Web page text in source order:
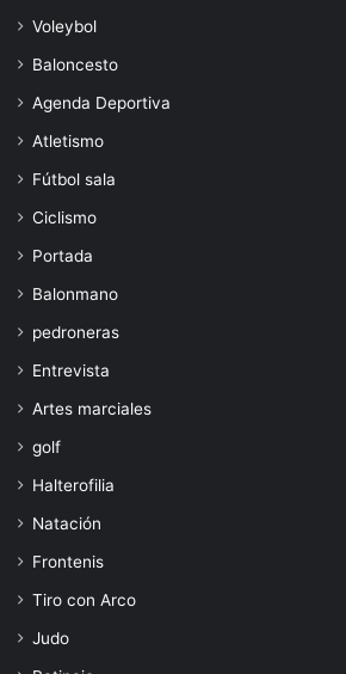
Voleybol
Baloncesto
Agenda Deportiva
Atletismo
Fútbol sala
Ciclismo
Portada
Balonmano
pedroneras
Entrevista
Artes marciales
golf
Halterofilia
Natación
Frontenis
Tiro con Arco
Judo